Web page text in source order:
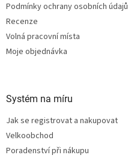
Podmínky ochrany osobních údajů
Recenze
Volná pracovní místa
Moje objednávka
Systém na míru
Jak se registrovat a nakupovat
Velkoobchod
Poradenství při nákupu